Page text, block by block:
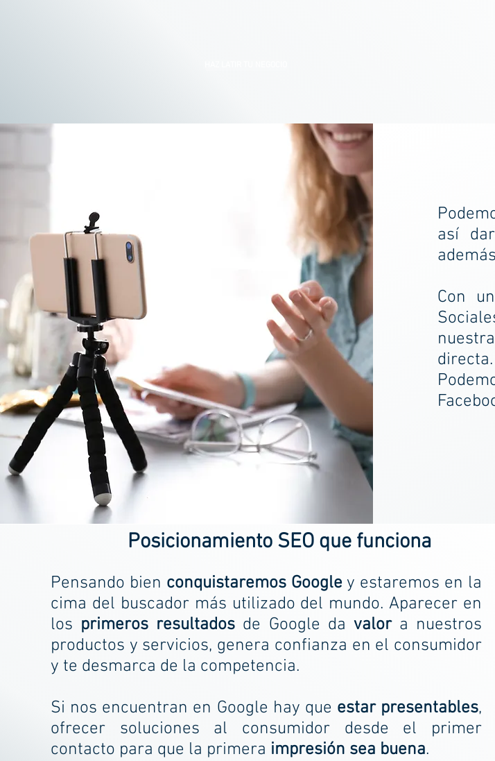
así
Con
directa.
Pensando bien conquistaremos Google y estaremos en la
cima del buscador más utilizado del mundo. Aparecer en
los primeros resultados de Google da valora nuestros
productos y servicios, genera confianza en el consumidor
y te desmarca de la competencia.
Si nos encuentran en Google hay que estar presentables,
ofrecer soluciones al consumidor desde el primer
contacto para que la primera impresión sea buena.
Posicionamiento SEO que funciona